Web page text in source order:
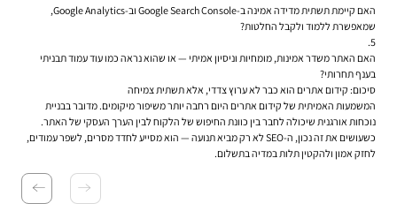
האם קיימת תשתית מדידה אמינה ב-Google Search Console וב-Google Analytics,
שמאפשרת ללמוד ולקבל החלטות?
האם האתר משדר אמינות, מומחיות וניסיון אמיתי — או שהוא נראה כמו עוד עמוד תבניתי
בענף תחרותי?
סיכום: קידום אתרים הוא כבר לא ערוץ צדדי, אלא תשתית צמיחה
המשמעות האמיתית של קידום אתרים היום רחבה יותר משיפור מיקומים. מדובר בבניית
נוכחות אורגנית שיכולה לחבר בין כוונת החיפוש של הלקוח לבין הערך העסקי של האתר.
כשעושים את זה נכון, ה-SEO לא רק מביא תנועה — הוא מסייע לחדד מסרים, לשפר עמודים,
לחזק אמון ולהקטין תלות במדיה בתשלום.